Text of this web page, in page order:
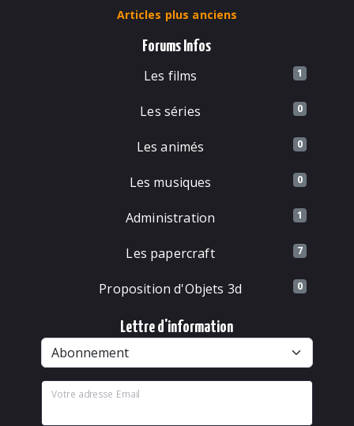
Articles plus anciens
Forums Infos
Les films 1
Les séries 0
Les animés 0
Les musiques 0
Administration 1
Les papercraft 7
Proposition d'Objets 3d 0
Lettre d'information
Votre adresse Email